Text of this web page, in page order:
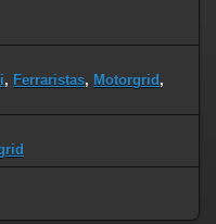
, Ferraristas, Motorgrid,